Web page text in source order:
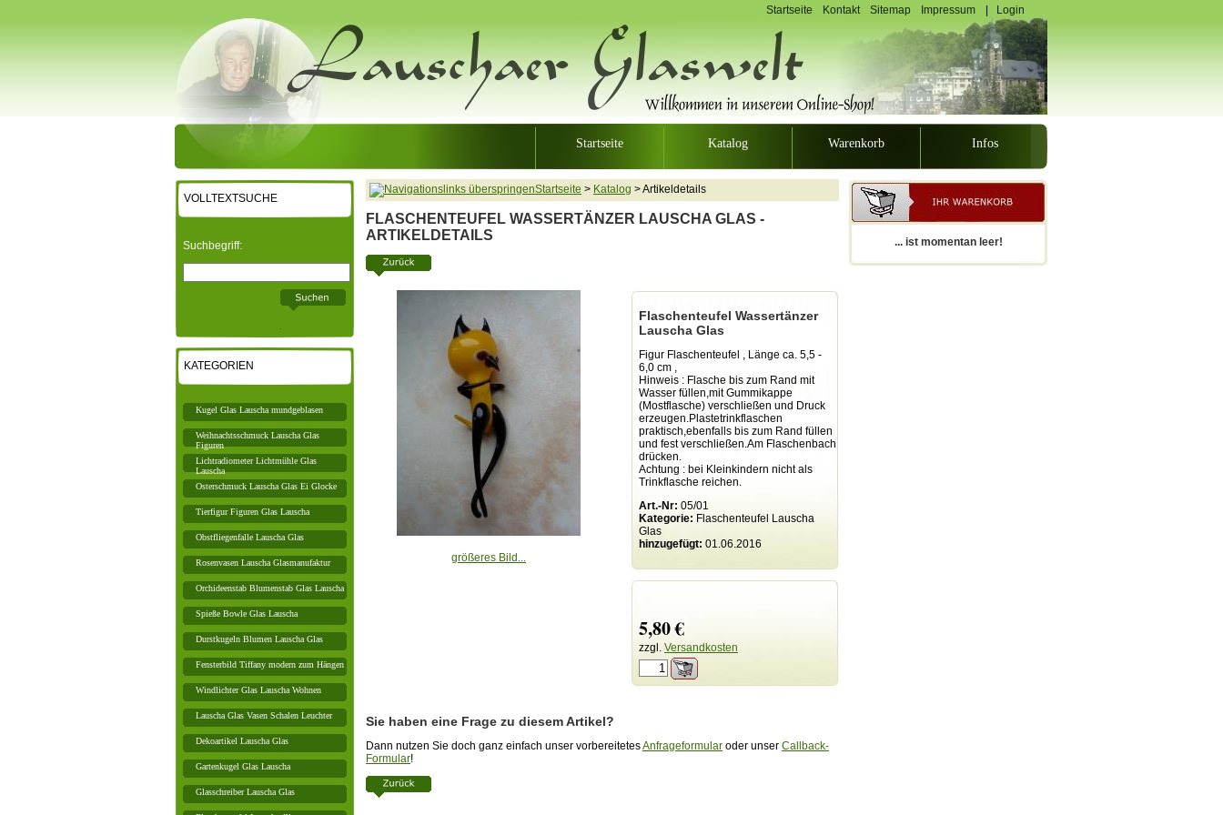
Startseite Kontakt Sitemap Impressum Login
Startseite Katalog Warenkorb Infos
Startseite > Katalog >Artikeldetails
FLASCHENTEUFEL WASSERTÄNZER LAUSCHA GLAS -
ARTIKELDETAILS
größeres Bild...
Flaschenteufel Wassertänzer
Lauscha Glas
Figur Flaschenteufel , Länge ca. 5,5 -
6,0 cm ,
Hinweis : Flasche bis zum Rand mit
Wasser füllen,mit Gummikappe
(Mostflasche) verschließen und Druck
erzeugen.Plastetrinkflaschen
praktisch,ebenfalls bis zum Rand füllen
und fest verschließen.Am Flaschenbach
drücken.
Achtung : bei Kleinkindern nicht als
Trinkflasche reichen.
Art.-Nr: 05/01
Kategorie: Flaschenteufel Lauscha
Glas
hinzugefügt: 01.06.2016
5,80 €
zzgl. Versandkosten
Sie haben eine Frage zu diesem Artikel?
Dann nutzen Sie doch ganz einfach unser vorbereitetesAnfrageformular oder unser Callback-
Formular!
... ist momentan leer!
VOLLTEXTSUCHE
Suchbegriff:
KATEGORIEN
Kugel Glas Lauscha mundgeblasen
Weihnachtsschmuck Lauscha Glas
Figuren
Lichtradiometer Lichtmühle Glas
Lauscha
Osterschmuck Lauscha Glas Ei Glocke
Tierfigur Figuren Glas Lauscha
Obstfliegenfalle Lauscha Glas
Rosenvasen Lauscha Glasmanufaktur
Orchideenstab Blumenstab Glas Lauscha
Spieße Bowle Glas Lauscha
Durstkugeln Blumen Lauscha Glas
Fensterbild Tiffany modern zum Hängen
Windlichter Glas Lauscha Wohnen
Lauscha Glas Vasen Schalen Leuchter
Dekoartikel Lauscha Glas
Gartenkugel Glas Lauscha
Glasschreiber Lauscha Glas